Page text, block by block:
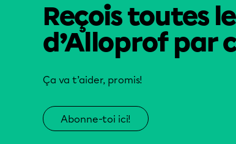
Reçois toutes
d’Alloprof par
Ça va t’aider, promis!
Abonne-toi ici!